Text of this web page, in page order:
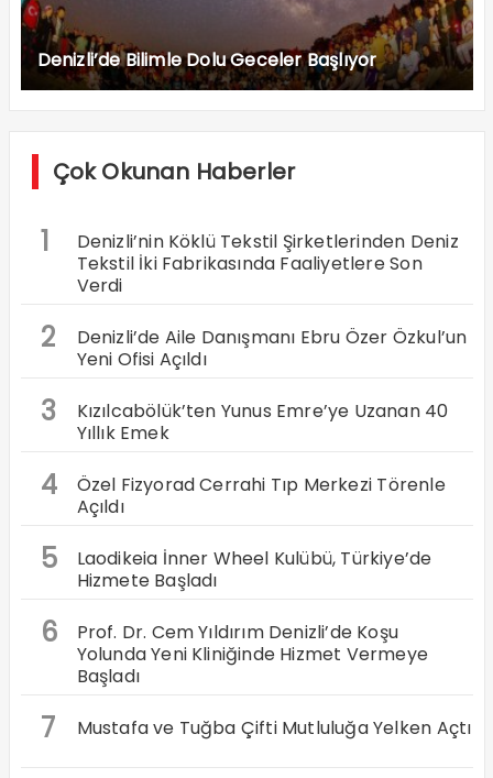
Denizli’de Bilimle Dolu Geceler Başlıyor
Çok Okunan Haberler
1
Denizli’nin Köklü Tekstil Şirketlerinden Deniz
Tekstil İki Fabrikasında Faaliyetlere Son
Verdi
2
Denizli’de Aile Danışmanı Ebru Özer Özkul’un
Yeni Ofisi Açıldı
3
Kızılcabölük’ten Yunus Emre’ye Uzanan 40
Yıllık Emek
4
Özel Fizyorad Cerrahi Tıp Merkezi Törenle
Açıldı
5
Laodikeia İnner Wheel Kulübü, Türkiye’de
Hizmete Başladı
6
Prof. Dr. Cem Yıldırım Denizli’de Koşu
Yolunda Yeni Kliniğinde Hizmet Vermeye
Başladı
7 Mustafa ve Tuğba Çifti Mutluluğa Yelken Açtı